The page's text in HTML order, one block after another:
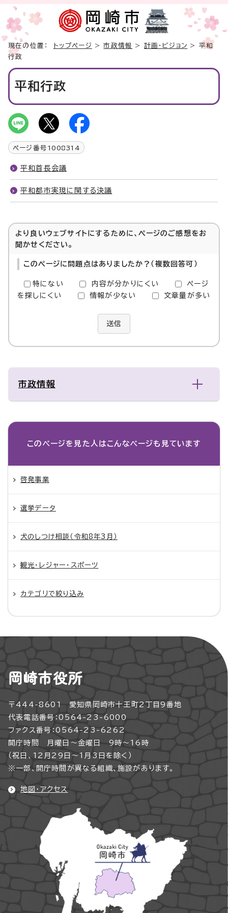
現在の位置： トップページ >市政情報 > 計画・ビジョン > 平和
行政
平和行政
ページ番号 1008314
平和首長会議
平和都市実現に関する決議
より良いウェブサイトにするために、ページのご感想をお
聞かせください。
このページに問題点はありましたか？（複数回答可）
特にない 内容が分かりにくい
ページ
を探しにくい
情報が少ない 文章量が多い
送信
市政情報
このページを見た人は こんなページも見ています
啓発事業
選挙データ
犬のしつけ相談（令和8年3月）
観光・レジャー・スポーツ
カテゴリで絞り込み
岡崎市役所
〒444-8601 愛知県岡崎市十王町2丁目9番地
代表電話番号：0564-23-6000
ファクス番号：0564-23-6262
開庁時間 月曜日～金曜日 9時～16時
（祝日、12月29日～1月3日を除く）
※一部、開庁時間が異なる組織、施設があります。
地図・アクセス